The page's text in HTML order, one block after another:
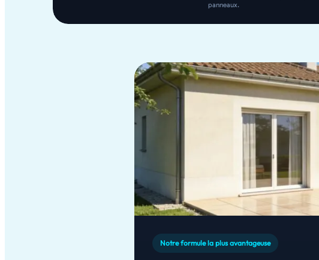
panneaux.
Notre formule la plus avantageuse